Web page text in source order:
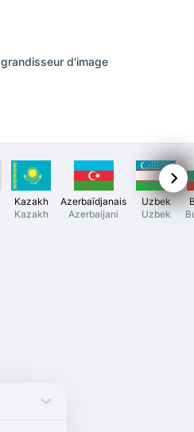
d'image
Kazakh
Kazakh
Azerbaïdjanais
Azerbaijani
Uzbek
Uzbek